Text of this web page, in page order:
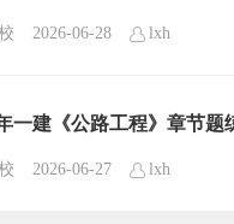
2026-06-28 lxh
一建《公路工程》章节
2026-06-27 lxh